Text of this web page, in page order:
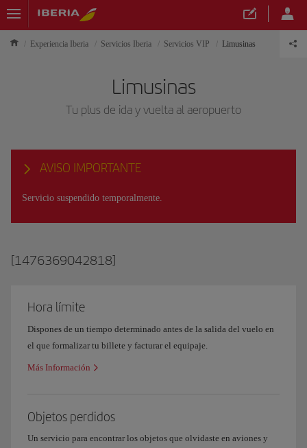
Experiencia Iberia Servicios Iberia Servicios VIP Limusinas
Limusinas
Tu plus de ida y vuelta al aeropuerto
AVISO IMPORTANTE
Servicio suspendido temporalmente.
[1476369042818]
Hora límite
Dispones de un tiempo determinado antes de la salida del vuelo en
el que formalizar tu billete y facturar el equipaje.
Más Información
Objetos perdidos
Un servicio para encontrar los objetos que olvidaste en aviones y